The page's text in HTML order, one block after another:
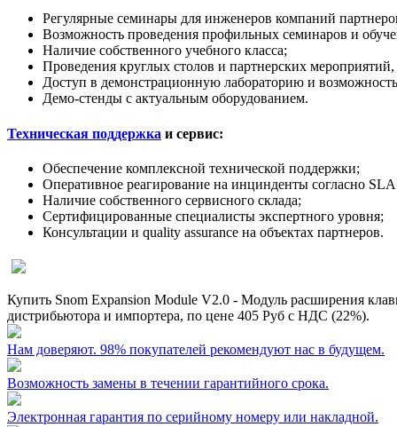
Регулярные семинары для инженеров компаний
Возможность проведения профильных семинаров и
Наличие собственного учебного класса;
Проведения круглых столов и партнерских
Доступ в демонстрационную лабораторию и
Демо-стенды с актуальным оборудованием.
Техническая поддержка и сервис:
Обеспечение комплексной технической поддержки;
Оперативное реагирование на инцинденты согласно
Наличие собственного сервисного склада;
Сертифицированные специалисты экспертного уровня;
Консультации и quality assurance на объектах партнеров.
Купить Snom Expansion Module V2.0 - Модуль расширения
дистрибьютора и импортера, по цене 405 Руб с НДС (22%).
Нам доверяют. 98% покупателей рекомендуют нас в будущем.
Возможность замены в течении гарантийного срока.
Электронная гарантия по серийному номеру или накладной.